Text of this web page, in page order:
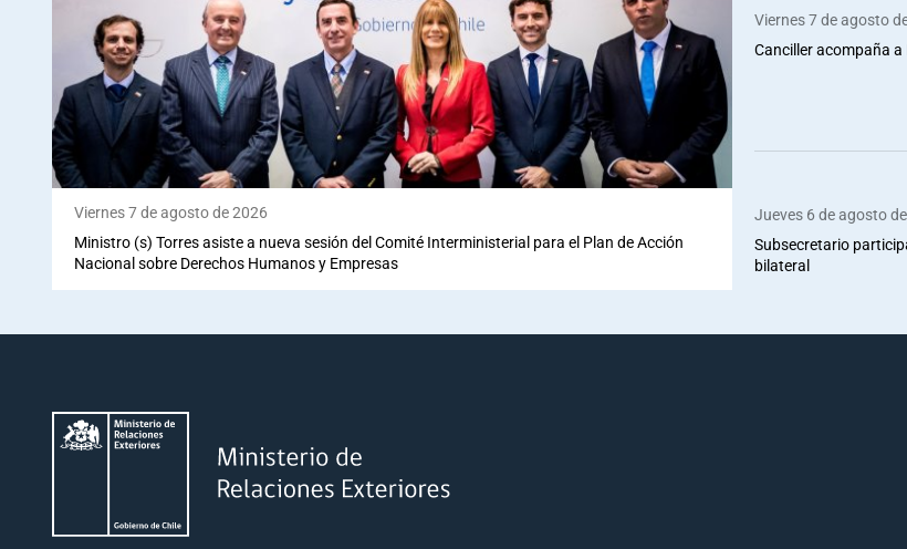
Viernes 7 de agosto de 2026
Ministro (s) Torres asiste a nueva sesión del Comité Interministerial para el Plan de Acción
Nacional sobre Derechos Humanos y Empresas
Viernes 7 de agosto
Canciller acompaña
Jueves 6 de agosto
Subsecretario
bilateral